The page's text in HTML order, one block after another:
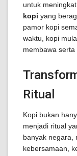
untuk
kopi yang
pamor kopi
waktu, kopi
membawa serta
Ritual
Kopi bukan
menjadi ritual
banyak negara,
kebersamaan,